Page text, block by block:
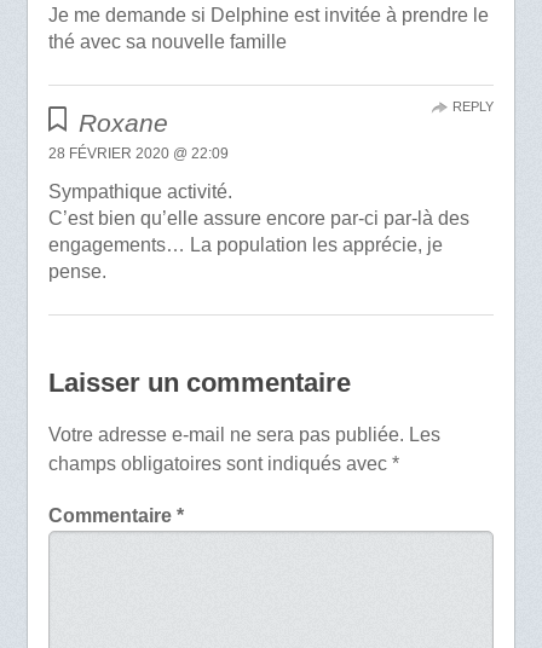
Je me demande si Delphine est invitée à prendre le
thé avec sa nouvelle famille
Roxane
28 FÉVRIER 2020 @ 22:09
Sympathique activité.
C’est bien qu’elle assure encore par-ci par-là des
engagements… La population les apprécie, je
pense.
REPLY
Laisser un commentaire
Votre adresse e-mail ne sera pas publiée. Les
champs obligatoires sont indiqués avec *
Commentaire *